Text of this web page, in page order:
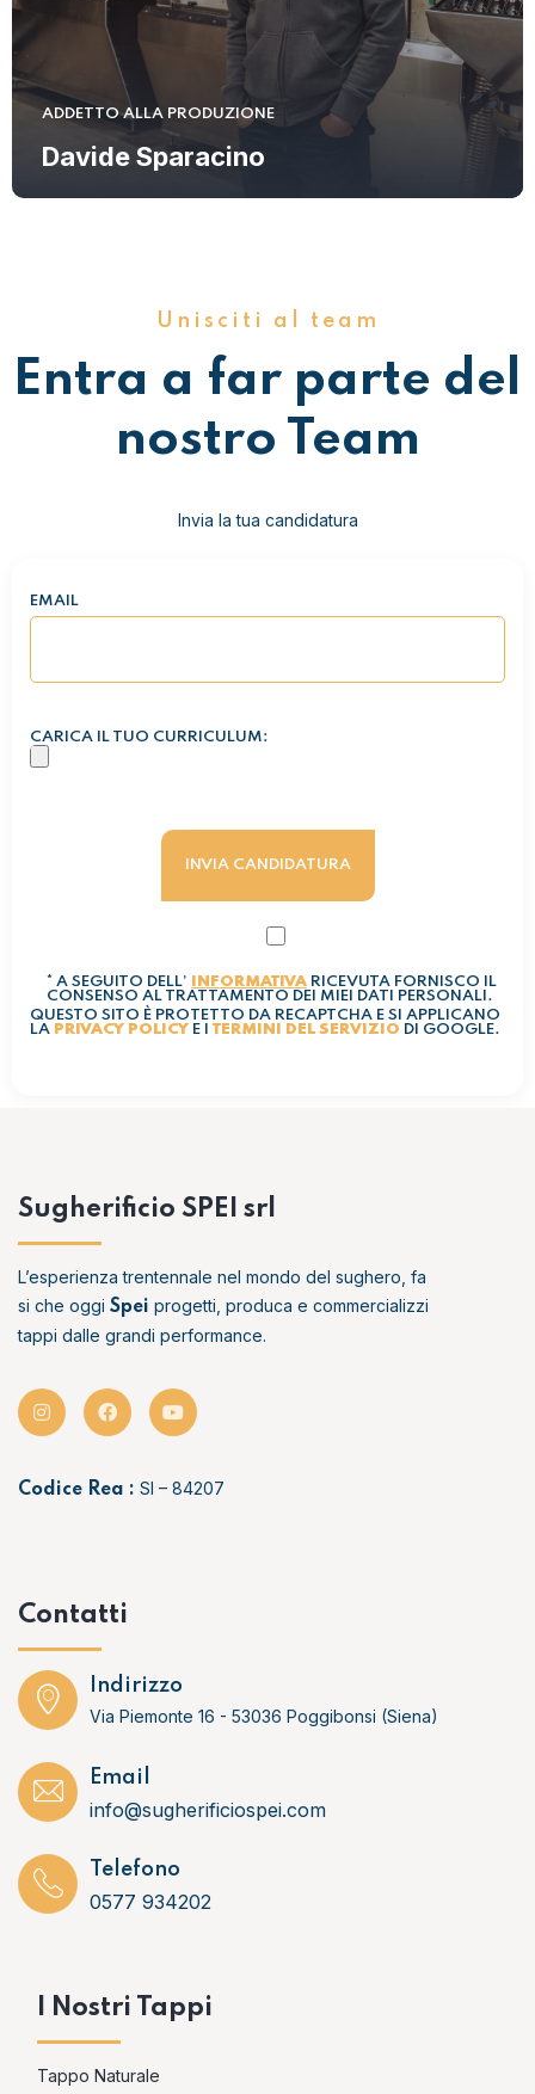
ADDETTO ALLA PRODUZIONE
Davide Sparacino
Unisciti al team
Entra a far parte del
nostro Team
Invia la tua candidatura
EMAIL
CARICA IL TUO CURRICULUM:
* A SEGUITO DELL’ INFORMATIVA RICEVUTA FORNISCO IL
CONSENSO AL TRATTAMENTO DEI MIEI DATI PERSONALI.
QUESTO SITO È PROTETTO DA RECAPTCHA E SI APPLICANO
LA PRIVACY POLICY E I TERMINI DEL SERVIZIO DI GOOGLE.
Sugherificio SPEI srl
L’esperienza trentennale nel mondo del sughero, fa
si che oggi Spei progetti, produca e commercializzi
tappi dalle grandi performance.
Codice Rea : SI – 84207
Contatti
Indirizzo
Via Piemonte 16 - 53036 Poggibonsi (Siena)
Email
info@sugherificiospei.com
Telefono
0577 934202
I Nostri Tappi
Tappo Naturale